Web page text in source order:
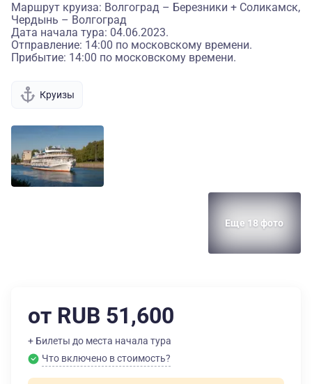
Маршрут круиза: Волгоград – Березники + Соликамск,
Чердынь – Волгоград
Дата начала тура: 04.06.2023.
Отправление: 14:00 по московскому времени.
Прибытие: 14:00 по московскому времени.
Круизы
Еще 18 фото
от RUB 51,600
+ Билеты до места начала тура
Что включено в стоимость?